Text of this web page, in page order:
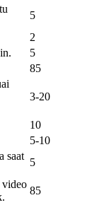
5
2
5
85
3-20
10
5-10
saat
5
video
85